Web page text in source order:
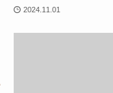
2024.11.01